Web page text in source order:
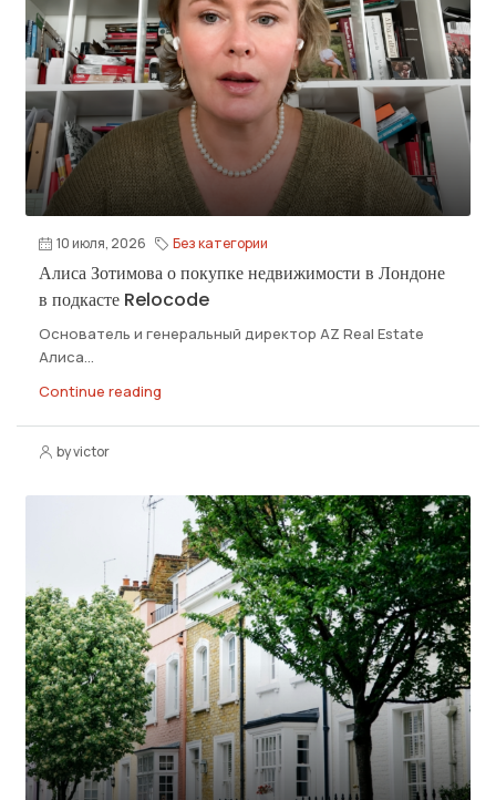
10 июля, 2026 Без категории
Алиса Зотимова о покупке недвижимости в Лондоне
в подкасте Relocode
Основатель и генеральный директор АZ Real Estate
Алиса...
Continue reading
by victor